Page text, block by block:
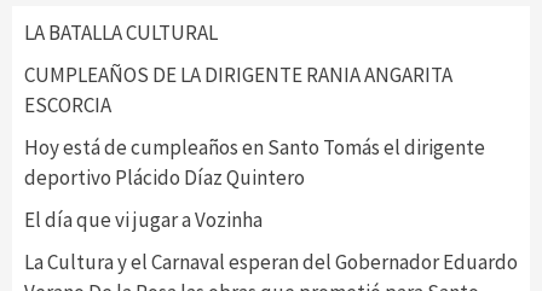
LA BATALLA CULTURAL
CUMPLEAÑOS DE LA DIRIGENTE RANIA ANGARITA
ESCORCIA
Hoy está de cumpleaños en Santo Tomás el dirigente
deportivo Plácido Díaz Quintero
El día que vi jugar a Vozinha
La Cultura y el Carnaval esperan del Gobernador Eduardo